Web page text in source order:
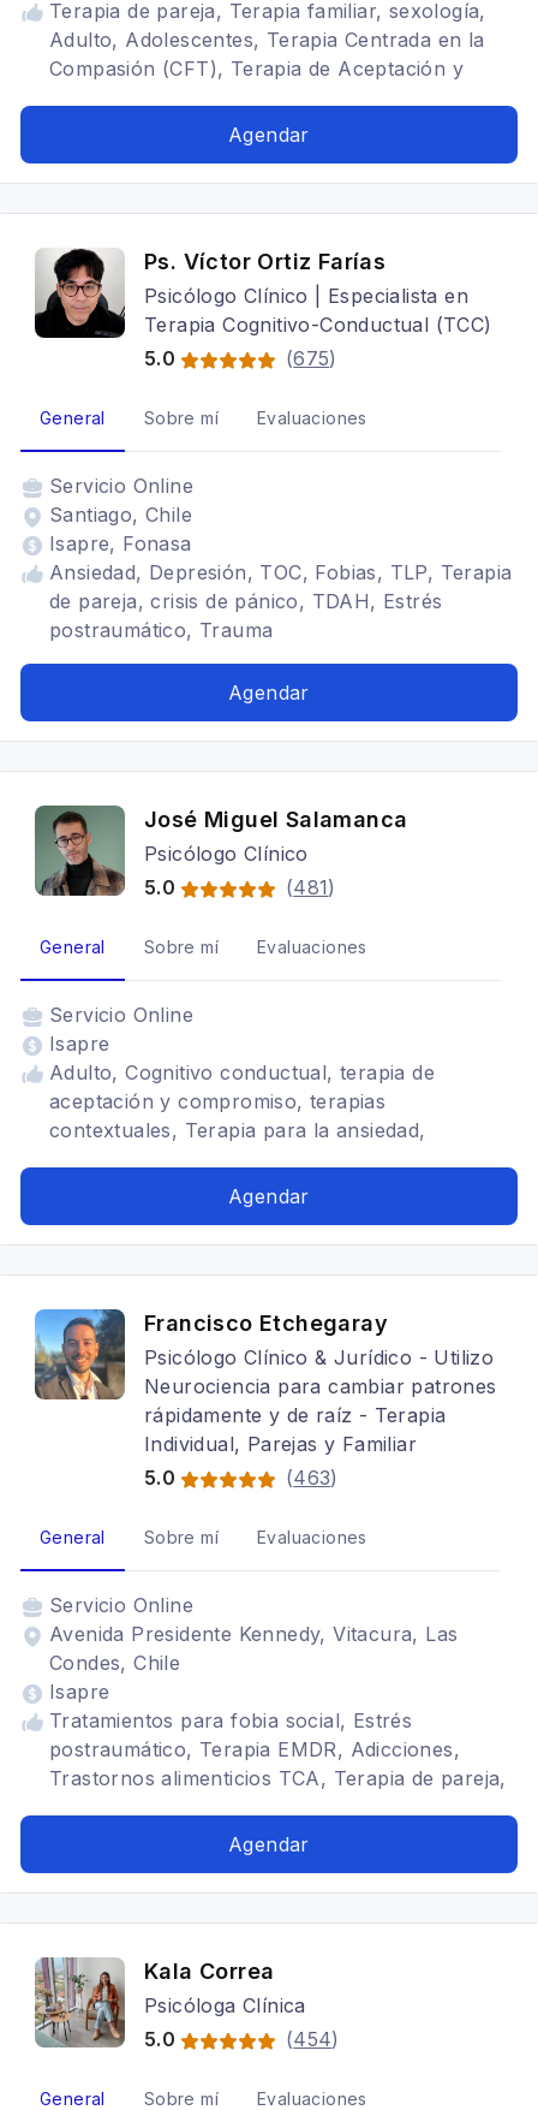
Terapia de pareja, Terapia familiar, sexología,
Adulto, Adolescentes, Terapia Centrada en la
Compasión (CFT), Terapia de Aceptación y
Depresión, Tratamientos para fobia social,
Psicooncología, Terapia para la ansiedad,
Mindfulness, Estrés postraumático
Agendar
Ps. Víctor Ortiz Farías
Psicólogo Clínico | Especialista en
Terapia Cognitivo-Conductual (TCC)
5.0
(675)
General Sobre mí Evaluaciones
Servicio Online
Santiago, Chile
Isapre, Fonasa
Ansiedad, Depresión, TOC, Fobias, TLP, Terapia
de pareja, crisis de pánico, TDAH, Estrés
postraumático, Trauma
Agendar
José Miguel Salamanca
Psicólogo Clínico
5.0
(481)
General Sobre mí Evaluaciones
Servicio Online
Isapre
Adulto, Cognitivo conductual, terapia de
aceptación y compromiso, terapias
contextuales, Terapia para la ansiedad,
TDAH, Estrés postraumático, Tratamientos para
Agendar
Francisco Etchegaray
Psicólogo Clínico & Jurídico - Utilizo
Neurociencia para cambiar patrones
rápidamente y de raíz - Terapia
Individual, Parejas y Familiar
5.0
(463)
General Sobre mí Evaluaciones
Servicio Online
Avenida Presidente Kennedy, Vitacura, Las
Condes, Chile
Isapre
Tratamientos para fobia social, Estrés
postraumático, Terapia EMDR, Adicciones,
Trastornos alimenticios TCA, Terapia de pareja,
Crisis de Pánico, Trastornos del ánimo,
Sexual, Trastornos de la personalidad, Hipnosis
Ericksoniana, Terapia familiar, Adulto, TOC
Agendar
Kala Correa
Psicóloga Clínica
5.0
(454)
General Sobre mí Evaluaciones